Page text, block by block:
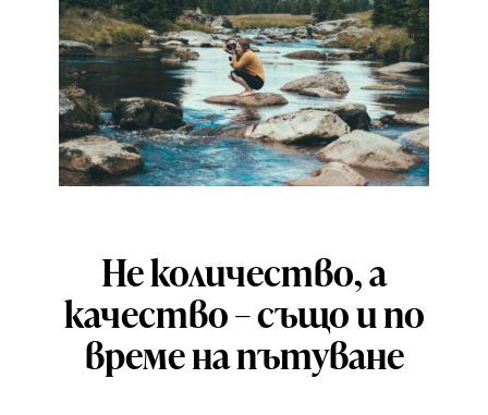
Не количество, а
качество – също и по
време на пътуване